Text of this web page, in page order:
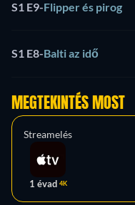
S1 E9-Flipper és pirog
S1 E8-Balti az idő
MEGTEKINTÉS MOST
Streamelés
1 évad 4K